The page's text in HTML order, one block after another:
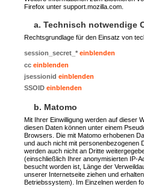
Firefox unter support.mozilla.com.
a. Technisch notwendige
Rechtsgrundlage für den Einsatz von
session_secret_* einblenden
cc einblenden
jsessionid einblenden
SSOID einblenden
b. Matomo
Mit Ihrer Einwilligung werden auf dieser
diesen Daten können unter einem
Browsers. Die mit Matomo erhobenen
und auch nicht mit personenbezogenen
werden auch nicht an Dritte
(einschließlich Ihrer anonymisierten IP-
besucht worden ist, Länge der
unserer Internetseite ziehen und
Betriebssystem). Im Einzelnen werden